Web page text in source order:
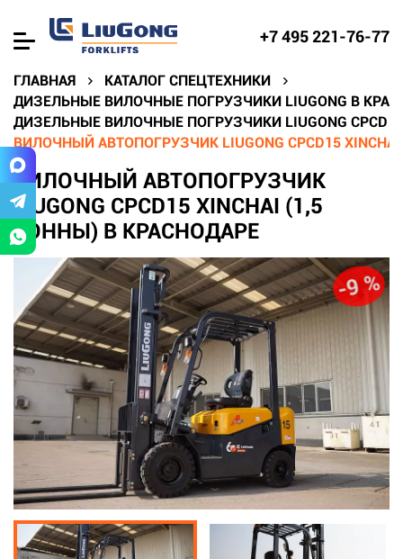
+7 495 221-76-77
ГЛАВНАЯ
КАТАЛОГ СПЕЦТЕХНИКИ
ДИЗЕЛЬНЫЕ ВИЛОЧНЫЕ ПОГРУЗЧИКИ LIUGONG В
ДИЗЕЛЬНЫЕ ВИЛОЧНЫЕ ПОГРУЗЧИКИ LIUGONG CPCD
ВИЛОЧНЫЙ АВТОПОГРУЗЧИК LIUGONG CPCD15
ВИЛОЧНЫЙ АВТОПОГРУЗЧИК
LIUGONG CPCD15 XINCHAI (1,5
ТОННЫ) В КРАСНОДАРЕ
-9 %